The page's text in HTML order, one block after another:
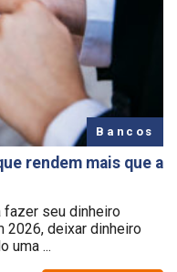
Bancos
rendem mais que a
fazer seu dinheiro
2026, deixar dinheiro
uma ...